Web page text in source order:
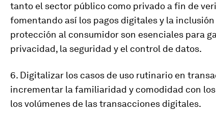
tanto el sector público como privado a fin de
fomentando así los pagos digitales y la
protección al consumidor son esenciales para
privacidad, la seguridad y el control de datos.
6. Digitalizar los casos de uso rutinario en
incrementar la familiaridad y comodidad con
los volúmenes de las transacciones digitales.